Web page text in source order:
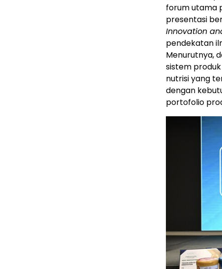
forum utama
presentasi
Innovation
pendekatan
Menurutnya,
sistem
nutrisi yang
dengan
portofolio